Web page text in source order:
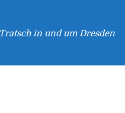
in und um Dresden